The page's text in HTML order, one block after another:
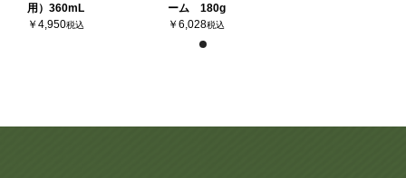
用）360mL
￥4,950税込
ーム 180g
￥6,028税込